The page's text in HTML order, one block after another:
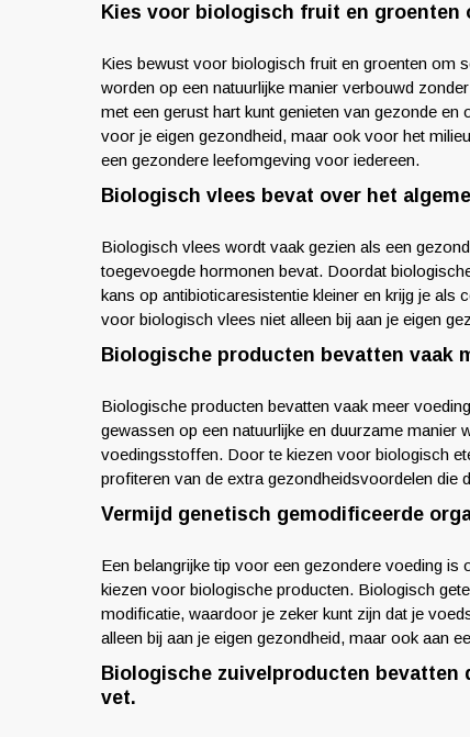
Kies voor biologisch fruit en groenten
Kies bewust voor biologisch fruit en groenten om
worden op een natuurlijke manier verbouwd
met een gerust hart kunt genieten van gezonde
voor je eigen gezondheid, maar ook voor het
een gezondere leefomgeving voor iedereen.
Biologisch vlees bevat over het
Biologisch vlees wordt vaak gezien als een
toegevoegde hormonen bevat. Doordat
kans op antibioticaresistentie kleiner en krijg je
voor biologisch vlees niet alleen bij aan je eigen
Biologische producten bevatten vaak
Biologische producten bevatten vaak meer
gewassen op een natuurlijke en duurzame
voedingsstoffen. Door te kiezen voor biologisch
profiteren van de extra gezondheidsvoordelen die
Vermijd genetisch gemodificeerde
Een belangrijke tip voor een gezondere voeding
kiezen voor biologische producten. Biologisch
modificatie, waardoor je zeker kunt zijn dat je
alleen bij aan je eigen gezondheid, maar ook aan
Biologische zuivelproducten bevatten
vet.